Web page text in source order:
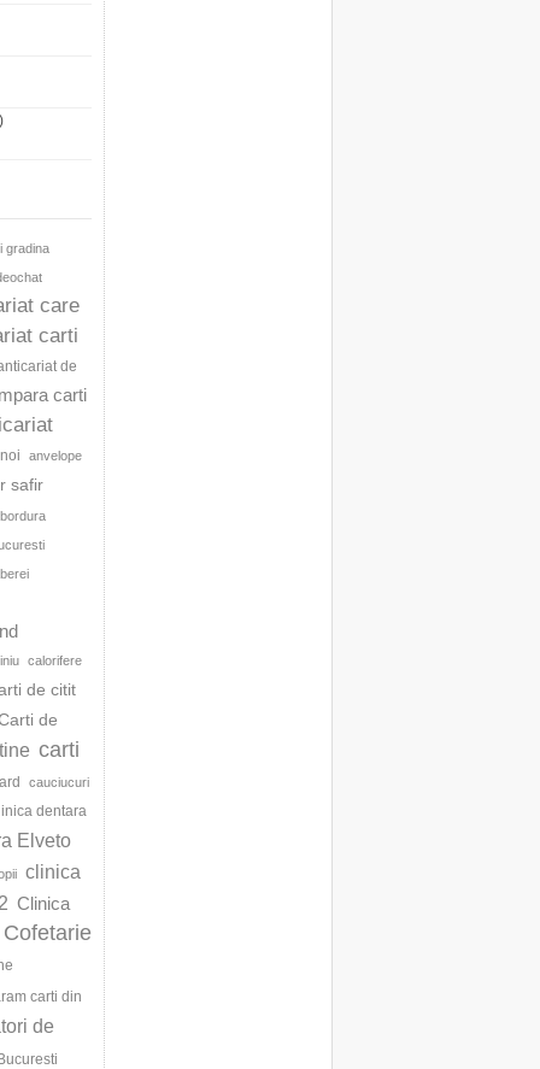
gradina
care
carti
de
carti
anvelope
safir
bordura
calorifere
de citit
de
carti
cauciucuri
dentara
Elveto
clinica
Clinica
Cofetarie
carti din
de